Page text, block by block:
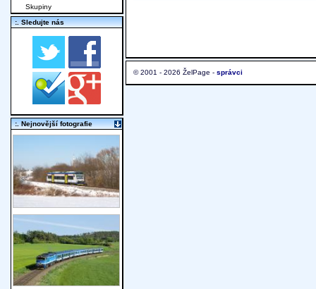
© 2001 - 2026 ŽelPage - správci
Skupiny
:. Sledujte nás
:. Nejnovější fotografie